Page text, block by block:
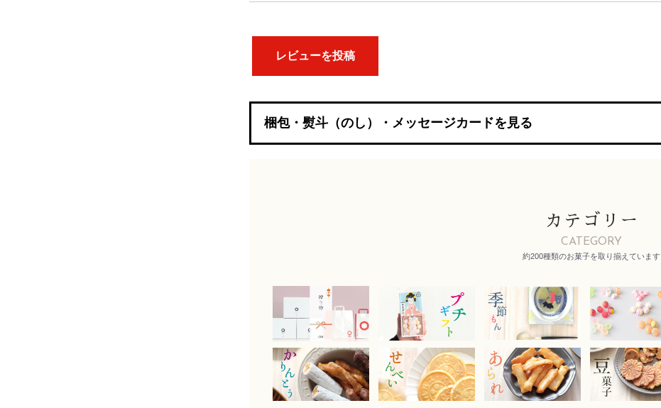
レビューを投稿
梱包・熨斗（のし）・メッセージカードを見る
カテゴリー
CATEGORY
約200種類のお菓子を取り揃えています